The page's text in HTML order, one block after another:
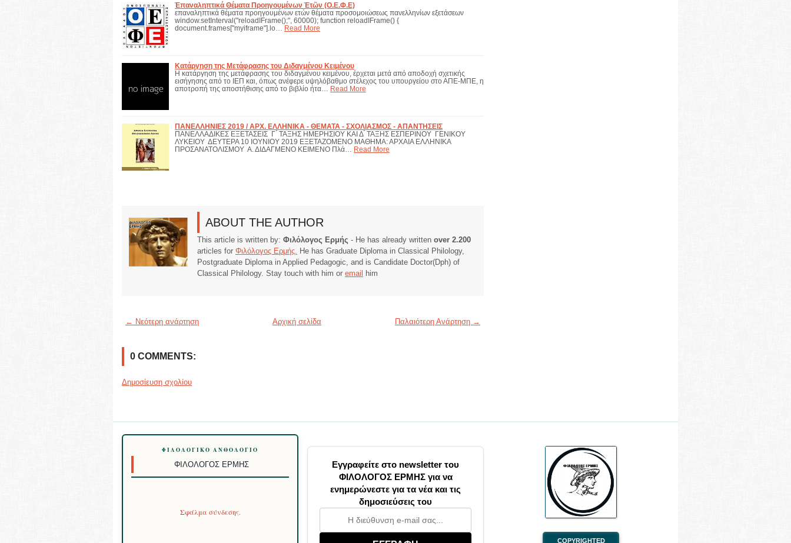
Ἐπαναληπτικά Θέματα Προηγουμένων Ἐτῶν (Ο.Ε.Φ.Ε)
επαναληπτικά θέματα προηγουμένων ετών θέματα προσομοιώσεως πανελληνίων εξετάσεων
window.setInterval("reloadIFrame();", 60000); function reloadIFrame() {
document.frames["myiframe"].lo…
Read More
Κατάργηση της Μετάφρασης του Διδαγμένου Κειμένου
Η κατάργηση της μετάφρασης του διδαγμένου κειμένου, έρχεται μετά από αποδοχή σχετικής
εισήγησης από το ΙΕΠ και, όπως ανέφερε υψηλόβαθμο στέλεχος του υπουργείου στο ΑΠΕ-ΜΠΕ, η
αποτροπή της αποστήθισης από το βιβλίο ήτα…
Read More
ΠΑΝΕΛΛΗΝΙΕΣ 2019 / ΑΡΧ. ΕΛΛΗΝΙΚΑ - ΘΕΜΑΤΑ - ΣΧΟΛΙΑΣΜΟΣ - ΑΠΑΝΤΗΣΕΙΣ
ΠΑΝΕΛΛΑΔΙΚΕΣ ΕΞΕΤΑΣΕΙΣ Γ ́ ΤΑΞΗΣ ΗΜΕΡΗΣΙΟΥ ΚΑΙ Δ ́ ΤΑΞΗΣ ΕΣΠΕΡΙΝΟΥ ΓΕΝΙΚΟΥ
ΛΥΚΕΙΟΥ ΔΕΥΤΕΡΑ 10 ΙΟΥΝΙΟΥ 2019 ΕΞΕΤΑΖΟΜΕΝΟ ΜΑΘΗΜΑ: ΑΡΧΑΙΑ ΕΛΛΗΝΙΚΑ
ΠΡΟΣΑΝΑΤΟΛΙΣΜΟΥ Α. ΔΙΔΑΓΜΕΝΟ ΚΕΙΜΕΝΟ Πλά…
Read More
ABOUT THE AUTHOR
This article is written by: Φιλόλογος Ερμής - He has already written over 2.200
articles for Φιλόλογος Ερμής. He has Graduate Diploma in Classical Philology,
Postgraduate Diploma in Applied Pedagogic, and is Candidate Doctor(Dph) of
Classical Philology. Stay touch with him or email him
← Νεότερη ανάρτηση Παλαιότερη Ανάρτηση →
Αρχική σελίδα
0 COMMENTS:
Δημοσίευση σχολίου
ΦΙΛΟΛΟΓΙΚΌ ΑΝΘΟΛΌΓΙΟ
ΦΙΛΌΛΟΓΟΣ ΕΡΜΉΣ
Σφάλμα σύνδεσης.
Εγγραφείτε στο newsletter του
ΦΙΛΟΛΟΓΟΣ ΕΡΜΗΣ για να
ενημερώνεστε για τα νέα και τις
δημοσιεύσεις του
COPYRIGHTED